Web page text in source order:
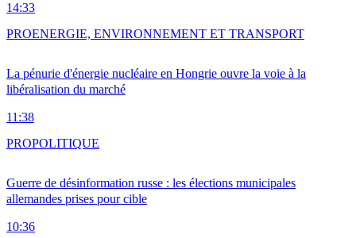
14:33
La pénurie d'énergie nucléaire en Hongrie ouvre la voie à la
libéralisation du marché
11:38
PROENERGIE, ENVIRONNEMENT ET TRANSPORT
Guerre de désinformation russe : les élections municipales
allemandes prises pour cible
10:36
PROPOLITIQUE